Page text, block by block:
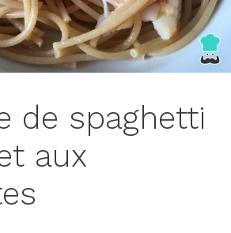
de spaghetti
aux